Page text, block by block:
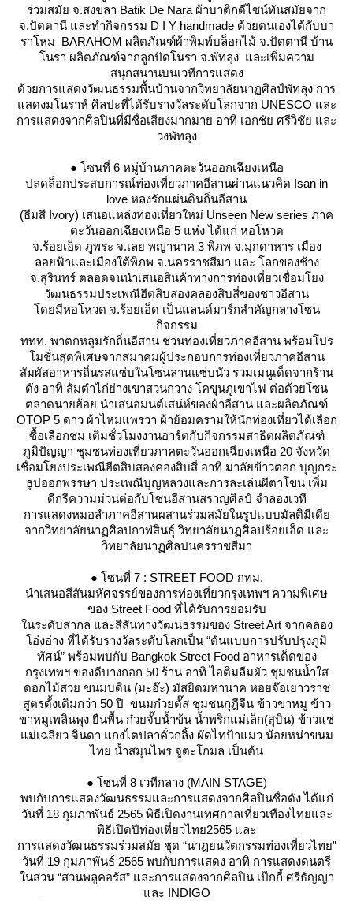
ร่วมสมัย จ.สงขลา Batik De Nara ผ้าบาติกดีไซน์ทันสมัยจาก
จ.ปัตตานี และทำกิจกรรม D I Y handmade ด้วยตนเองได้กับบา
ราโหม BARAHOM ผลิตภัณฑ์ผ้าพิมพ์บล็อกไม้ จ.ปัตตานี บ้าน
นรา ผลิตภัณฑ์จากลูกปัดโนรา จ.พัทลุง และเพิ่มความ
สนุกสนานบนเวทีการแสดง
ด้วยการแสดงวัฒนธรรมพื้นบ้านจากวิทยาลัยนาฏศิลป์พัทลุง การ
สดงมโนราห์ ศิลปะที่ได้รับรางวัลระดับโลกจาก UNESCO และ
การแสดงจากศิลปินที่มีชื่อเสียงมากมาย อาทิ เอกชัย ศรีวิชัย และ
วงพัทลุง
● โซนที่ 6 หมู่บ้านภาคตะวันออกเฉียงเหนือ
ปลดล็อกประสบการณ์ท่องเที่ยวภาคอีสานผ่านแนวคิด Isan in
love หลงรักแผ่นดินถิ่นอีสาน
(ธีมสี Ivory) เสนอแหล่งท่องเที่ยวใหม่ Unseen New series ภาค
ตะวันออกเฉียงเหนือ 5 แห่ง ได้แก่ หอโหวด
จ.ร้อยเอ็ด ภูพระ จ.เลย พญานาค 3 พิภพ จ.มุกดาหาร เมือง
ลอยฟ้าและเมืองใต้พิภพ จ.นครราชสีมา และ โลกของช้าง
จ.สุรินทร์ ตลอดจนนำเสนอสินค้าทางการท่องเที่ยวเชื่อมโยง
วัฒนธรรมประเพณีฮีตสิบสองคลองสิบสี่ของชาวอีสาน
ดยมีหอโหวด จ.ร้อยเอ็ด เป็นแลนด์มาร์กสำคัญกลางโซน
กิจกรรม
ททท. พาตกหลุมรักถิ่นอีสาน ชวนท่องเที่ยวภาคอีสาน พร้อมโปร
มชั่นสุดพิเศษจากสมาคมผู้ประกอบการท่องเที่ยวภาคอีสาน
สัมผัสอาหารถิ่นรสแซ่บในโซนลานแซ่บนัว รวมเมนูเด็ดจากร้าน
ดัง อาทิ ส้มตำไก่ย่างเขาสวนกวาง โคขุนภูเขาไฟ ต่อด้วยโซน
ตลาดนายฮ้อย นำเสนอมนต์เสน่ห์ของผ้าอีสาน และผลิตภัณฑ์
OTOP 5 ดาว ผ้าไหมแพรวา ผ้าย้อมครามให้นักท่องเที่ยวได้เลือก
ซื้อเลือกชม เติมชั่วโมงงานอาร์ตกับกิจกรรมสาธิตผลิตภัณฑ์
ภูมิปัญญา ชุมชนท่องเที่ยวภาคตะวันออกเฉียงเหนือ 20 จังหวัด
เชื่อมโยงประเพณีฮีตสิบสองคองสิบสี่ อาทิ มาลัยข้าวตอก บุญกระ
ธูปออกพรรษา ประเพณีบุญหลวงและการละเล่นผีตาโขน เพิ่ม
ดีกรีความม่วนต่อกับโซนอีสานสราญศิลป์ จำลองเวที
การแสดงหมอลำภาคอีสานผสานร่วมสมัยในรูปแบบมัลติมีเดี
จากวิทยาลัยนาฏศิลปกาฬสินธุ์ วิทยาลัยนาฏศิลปร้อยเอ็ด และ
วิทยาลัยนาฏศิลปนครราชสีมา
● โซนที่ 7 : STREET FOOD กทม.
นำเสนอสีสันมหัศจรรย์ของการท่องเที่ยวกรุงเทพฯ ความพิเศษ
ของ Street Food ที่ได้รับการยอมรับ
นระดับสากล และสีสันทางวัฒนธรรมของ Street Art จากคลอง
อ่งอ่าง ที่ได้รับรางวัลระดับโลกเป็น “ต้นแบบการปรับปรุงภูมิ
ทัศน์” พร้อมพบกับ Bangkok Street Food อาหารเด็ดของ
กรุงเทพฯ ของดีบางกอก 50 ร้าน อาทิ ไอติมลืมผัว ชุมชนน้ำใส
ดอกไม้สวย ขนมบดิน (มะอ๊ะ) มัสยิดมหานาค หอยจ๊อเยาวราช
สูตรดั้งเดิมกว่า 50 ปี ขนมก๋วยตั๊ส ชุมชนกุฎีจีน ข้าวขาหมู ข้าว
ขาหมูเพลินพุง ยืนพื้น ก๋วยจั๊บน้ำข้น น้ำพริกแม่เล็ก(สุบิน) ข้าวแช่
ม่เฉลียว จินดา แกงไตปลาคั่วกลิ้ง ผัดไทป้าแมว น้อยหน่าขนม
ไทย น้ำสมุนไพร จูตะโกมล เป็นต้น
● โซนที่ 8 เวทีกลาง (MAIN STAGE)
พบกับการแสดงวัฒนธรรมและการแสดงจากศิลปินชื่อดัง ได้แก่
วันที่ 18 กุมภาพันธ์ 2565 พิธีเปิดงานเทศกาลเที่ยวเทืองไทยและ
พิธีเปิดปีท่องเที่ยวไทย2565 และ
การแสดงวัฒนธรรมร่วมสมัย ชุด “นาฏยนวัตกรรมท่องเที่ยวไทย”
วันที่ 19 กุมภาพันธ์ 2565 พบกับการแสดง อาทิ การแสดงดนตรี
นสวน “สวนพลูคอรัส” และการแสดงจากศิลปิน เป๊กกี้ ศรีธัญญา
ละ INDIGO